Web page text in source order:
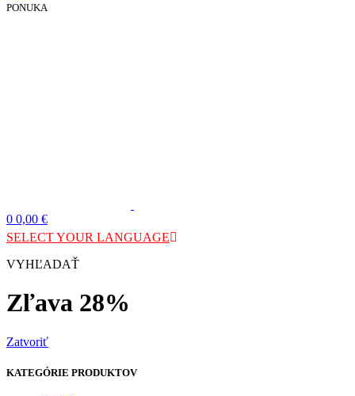
PONUKA
0 0,00 €
SELECT YOUR LANGUAGE
VYHĽADAŤ
Zľava 28%
Zatvoriť
KATEGÓRIE PRODUKTOV